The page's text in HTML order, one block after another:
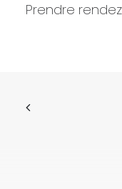
Prendre